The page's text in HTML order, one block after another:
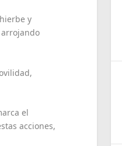
y
arrojando
el
acciones,